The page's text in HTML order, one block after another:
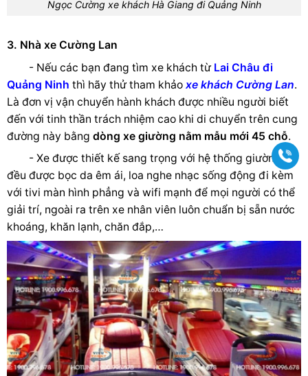
Ngọc Cường xe khách Hà Giang đi Quảng Ninh
3. Nhà xe Cường Lan
- Nếu các bạn đang tìm xe khách từ Lai Châu đi
Quảng Ninh thì hãy thử tham khảo xe khách Cường Lan.
Là đơn vị vận chuyển hành khách được nhiều người biết
đến với tinh thần trách nhiệm cao khi di chuyển trên cung
đường này bằng dòng xe giường nằm mẫu mới 45 chỗ.
- Xe được thiết kế sang trọng với hệ thống giường
đều được bọc da êm ái, loa nghe nhạc sống động đi kèm
với tivi màn hình phẳng và wifi mạnh để mọi người có thể
giải trí, ngoài ra trên xe nhân viên luôn chuẩn bị sẵn nước
khoáng, khăn lạnh, chăn đắp,…